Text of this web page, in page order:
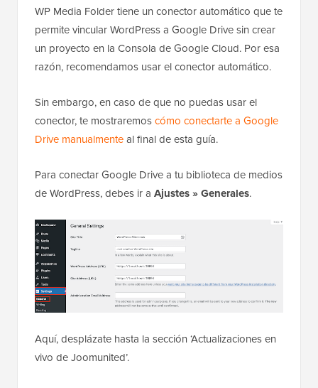
WP Media Folder tiene un conector automático que te
permite vincular WordPress a Google Drive sin crear
un proyecto en la Consola de Google Cloud. Por esa
razón, recomendamos usar el conector automático.
Sin embargo, en caso de que no puedas usar el
conector, te mostraremoscómo conectarte a Google
Drive manualmenteal final de esta guía.
Para conectar Google Drive a tu biblioteca de medios
de WordPress, debes ir a Ajustes » Generales.
Aquí, desplázate hasta la sección ‘Actualizaciones en
vivo de Joomunited’.